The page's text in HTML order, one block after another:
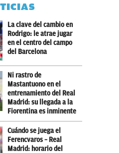
La clave del cambio en
Rodrigo: le atrae jugar
en el centro del campo
del Barcelona
Ni rastro de
Mastantuono en el
entrenamiento del Real
Madrid: su llegada a la
Fiorentina es inminente
Cuándo se juega el
Ferencvaros – Real
Madrid: horario del